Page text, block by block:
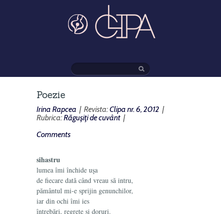
Poezie
Irina Rapcea | Revista:Clipa nr. 6, 2012 |
Rubrica:Răguşiţi de cuvânt |
Comments
sihastru
lumea îmi închide uşa
de fiecare dată când vreau să intru,
pământul mi-e sprijin genunchilor,
iar din ochi îmi ies
întrebări, regrete şi doruri.